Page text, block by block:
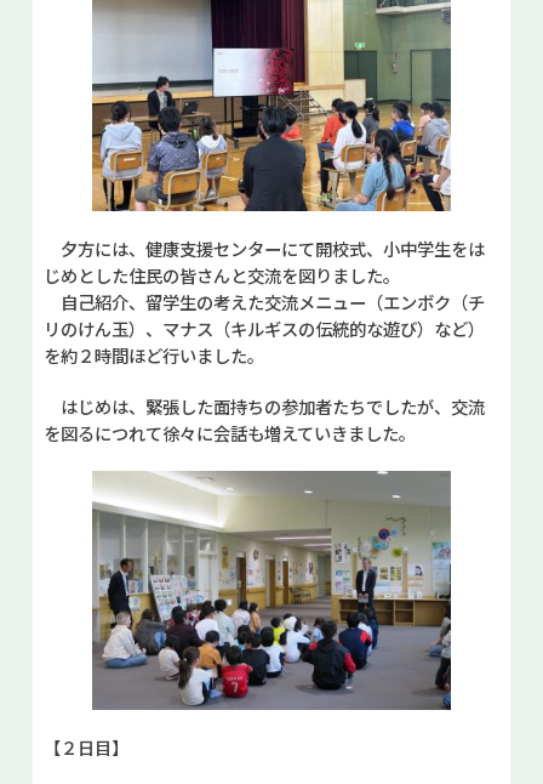
夕方には、健康支援センターにて開校式、小中学生をは
じめとした住民の皆さんと交流を図りました。
自己紹介、留学生の考えた交流メニュー（エンボク（チ
リのけん玉）、マナス（キルギスの伝統的な遊び）など）
を約２時間ほど行いました。
はじめは、緊張した面持ちの参加者たちでしたが、交流
を図るにつれて徐々に会話も増えていきました。
【２日目】